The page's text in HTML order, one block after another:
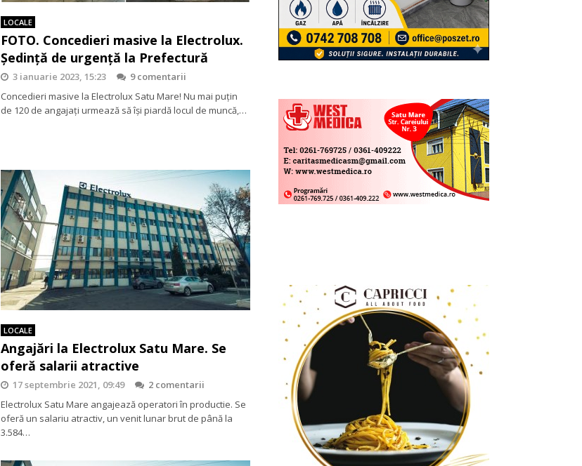
LOCALE
FOTO. Concedieri masive la Electrolux.
Ședință de urgență la Prefectură
3 ianuarie 2023, 15:23
9 comentarii
Concedieri masive la Electrolux Satu Mare! Nu mai puțin
de 120 de angajați urmează să își piardă locul de muncă,…
LOCALE
Angajări la Electrolux Satu Mare. Se
oferă salarii atractive
17 septembrie 2021, 09:49
2 comentarii
Electrolux Satu Mare angajează operatori în productie. Se
oferă un salariu atractiv, un venit lunar brut de până la
3.584…